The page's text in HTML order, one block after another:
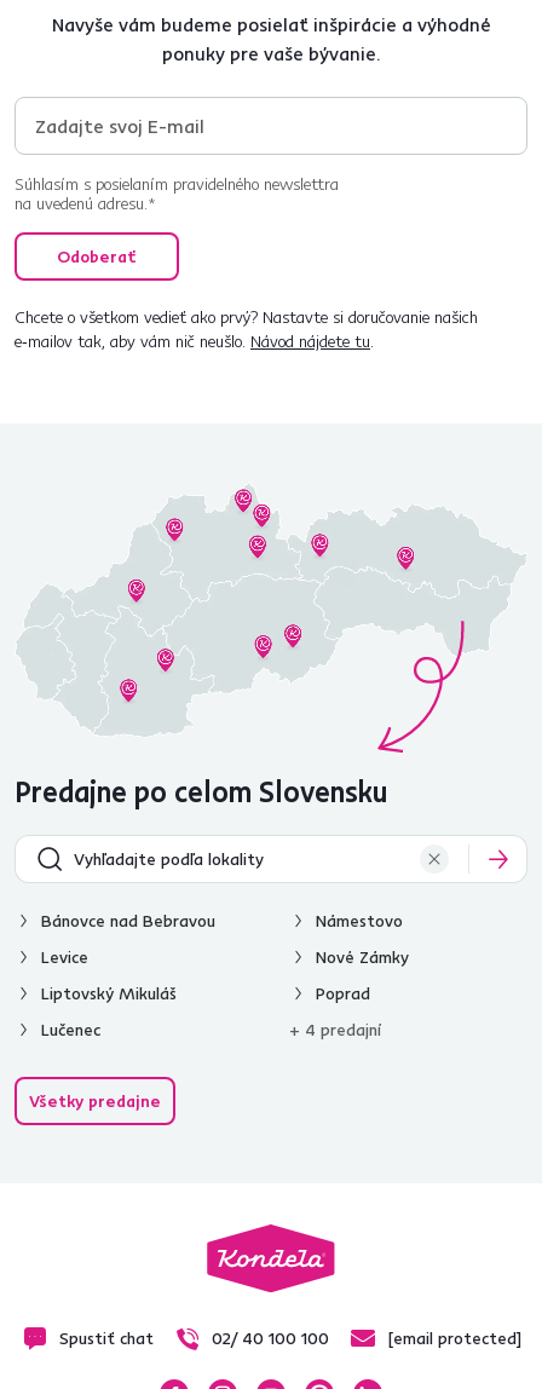
Navyše vám budeme posielať inšpirácie a výhodné
ponuky pre vaše bývanie.
Súhlasím s posielaním pravidelného newslettra
na uvedenú adresu.*
Odoberať
Chcete o všetkom vedieť ako prvý? Nastavte si doručovanie našich
e‑mailov tak, aby vám nič neušlo. Návod nájdete tu.
Predajne po celom Slovensku
Bánovce nad Bebravou
Levice
Liptovský Mikuláš
Lučenec
Námestovo
Nové Zámky
Poprad
+ 4 predajní
Všetky predajne
Spustiť chat 02/ 40 100 100 [email protected]